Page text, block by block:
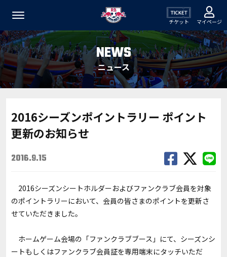
チケット マイページ
NEWS
ニュース
2016シーズンポイントラリー ポイント
更新のお知らせ
2016.9.15
2016シーズンシートホルダーおよびファンクラブ会員を対象
のポイントラリーにおいて、会員の皆さまのポイントを更新さ
せていただきました。
ホームゲーム会場の「ファンクラブブース」にて、シーズンシ
ートもしくはファンクラブ会員証を専用端末にタッチいただ